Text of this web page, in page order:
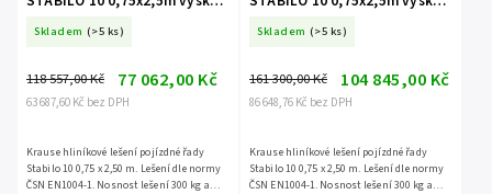
Skladem (>5 ks)
63 687,60 Kč bez DPH
118 557,00 Kč 77 062,00 Kč
Krause hliníkové lešení pojízdné řady
Stabilo 10 0,75 x 2,50 m. Lešení dle normy
ČSN EN1004-1. Nosnost lešení 300 kg a
Skladem (>5 ks)
86 648,76 Kč bez DPH
161 300,00 Kč 104 845,00 Kč
Krause hliníkové lešení pojízdné řady
Stabilo 10 0,75 x 2,50 m. Lešení dle normy
ČSN EN1004-1. Nosnost lešení 300 kg a